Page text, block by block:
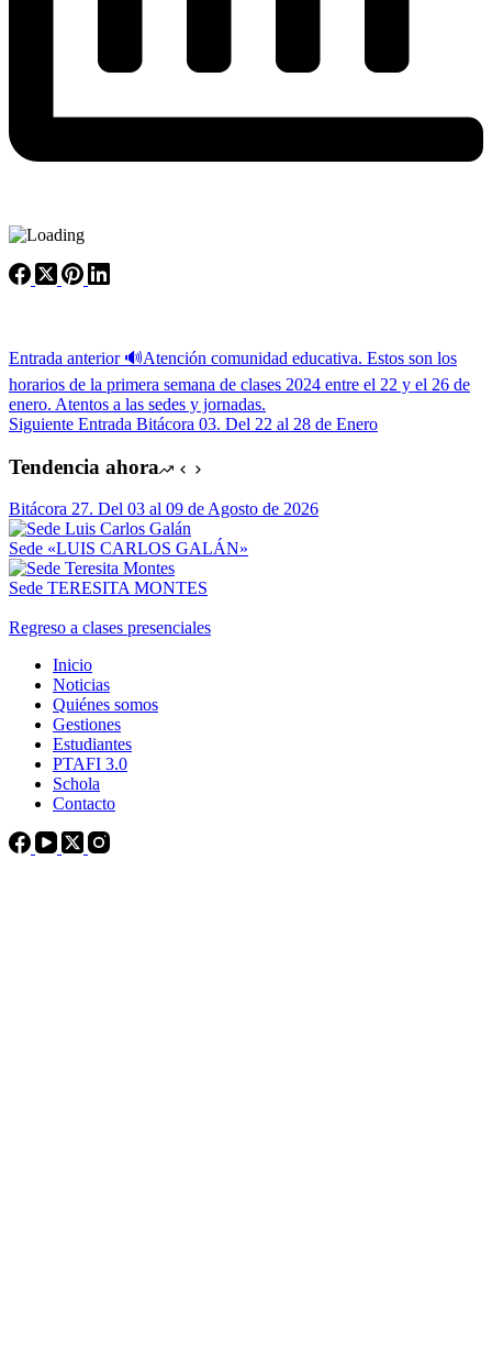
Entrada anterior 🔊Atención comunidad educativa. Estos son los
horarios de la primera semana de clases 2024 entre el 22 y el 26 de
enero. Atentos a las sedes y jornadas.
Siguiente Entrada Bitácora 03. Del 22 al 28 de Enero
Tendencia ahora
Bitácora 27. Del 03 al 09 de Agosto de 2026
Sede «LUIS CARLOS GALÁN»
Sede TERESITA MONTES
Regreso a clases presenciales
Inicio
Noticias
Quiénes somos
Gestiones
Estudiantes
PTAFI 3.0
Schola
Contacto